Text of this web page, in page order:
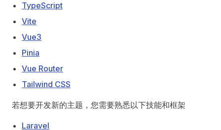
TypeScript
Vite
Vue3
Pinia
Vue Router
Tailwind CSS
若想要开发新的主题，您需要熟悉以下技能和框架
Laravel